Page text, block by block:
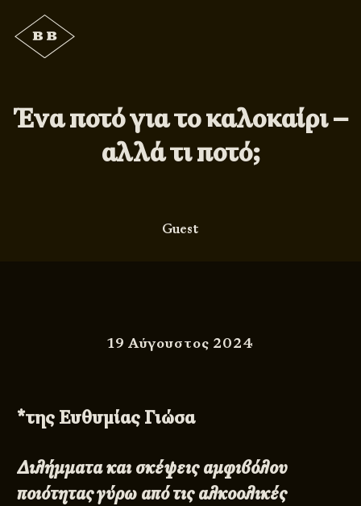
Ένα ποτό για το καλοκαίρι –
αλλά τι ποτό;
Guest
19 Αύγουστος 2024
*της Ευθυμίας Γιώσα
Διλήμματα και σκέψεις αμφιβόλου
ποιότητας γύρω από τις αλκοολικές